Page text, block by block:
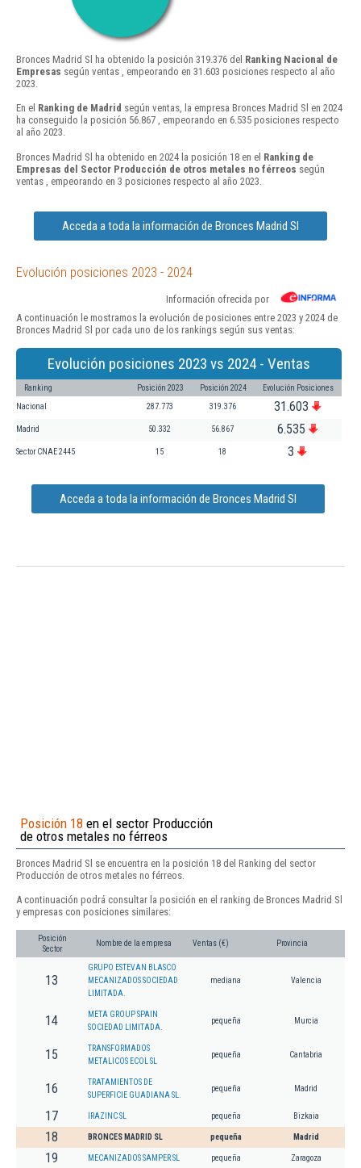
Bronces Madrid Sl ha obtenido la posición 319.376 del Ranking Nacional de
Empresas según ventas , empeorando en 31.603 posiciones respecto al año
2023.
En el Ranking de Madrid según ventas, la empresa Bronces Madrid Sl en 2024
ha conseguido la posición 56.867 , empeorando en 6.535 posiciones respecto
al año 2023.
Bronces Madrid Sl ha obtenido en 2024 la posición 18 en el Ranking de
Empresas del Sector Producción de otros metales no férreos según
ventas , empeorando en 3 posiciones respecto al año 2023.
Acceda a toda la información de Bronces Madrid Sl
Evolución posiciones 2023 - 2024
Información ofrecida por
A continuación le mostramos la evolución de posiciones entre 2023 y 2024 de
Bronces Madrid Sl por cada uno de los rankings según sus ventas:
Evolución posiciones 2023 vs 2024 - Ventas
Ranking Posición 2023 Posición 2024 Evolución Posiciones
Nacional 287.773 319.376 31.603
Madrid 50.332 56.867 6.535
Sector CNAE 2445 15 18 3
Acceda a toda la información de Bronces Madrid Sl
Posición 18 en el sector Producción
de otros metales no férreos
Bronces Madrid Sl se encuentra en la posición 18 del Ranking del sector
Producción de otros metales no férreos.
A continuación podrá consultar la posición en el ranking de Bronces Madrid Sl
y empresas con posiciones similares:
Posición
Sector
Nombre de la empresa Ventas (€) Provincia
13
GRUPO ESTEVAN BLASCO
MECANIZADOS SOCIEDAD
LIMITADA.
mediana Valencia
14
META GROUP SPAIN
SOCIEDAD LIMITADA.
pequeña Murcia
15
TRANSFORMADOS
METALICOS ECOL SL
pequeña Cantabria
16
TRATAMIENTOS DE
SUPERFICIE GUADIANA SL.
pequeña Madrid
17 IRAZINC SL pequeña Bizkaia
18 BRONCES MADRID SL pequeña Madrid
19 MECANIZADOS SAMPER SL pequeña Zaragoza